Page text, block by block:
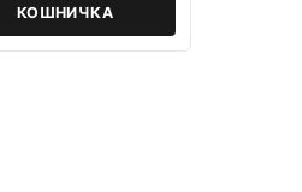
КОШНИЧКА